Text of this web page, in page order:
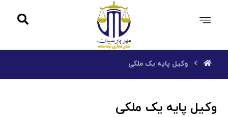
وکیل پایه یک ملکی
وکیل پایه یک ملکی